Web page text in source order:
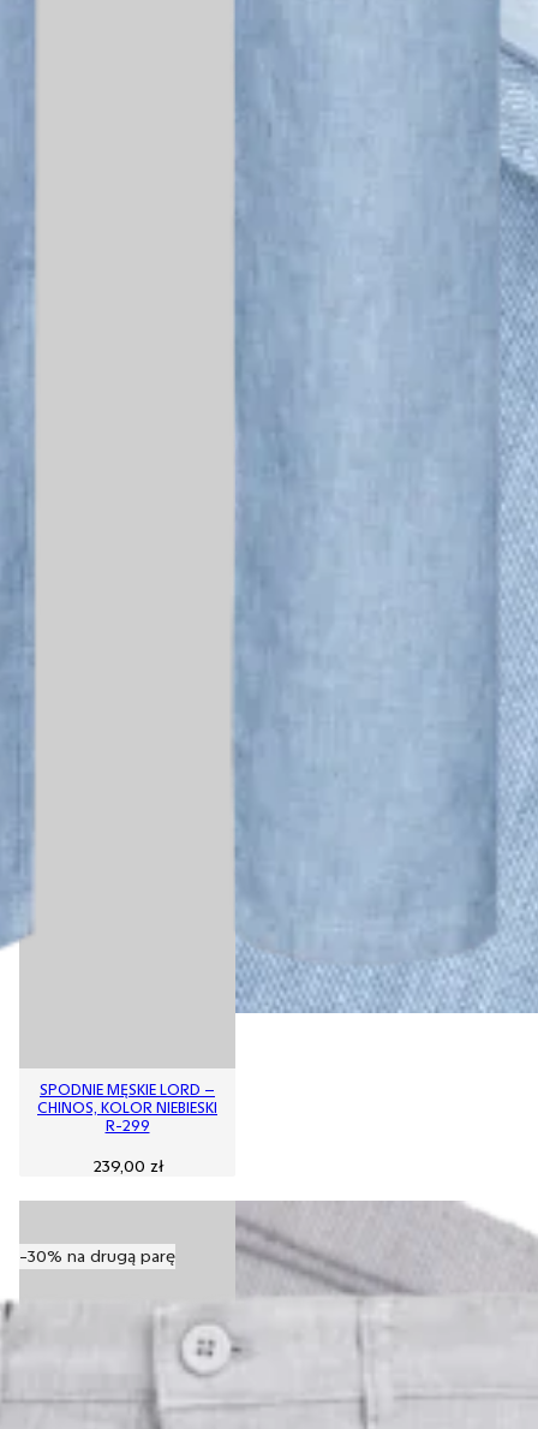
SPODNIE MĘSKIE LORD –
CHINOS, KOLOR NIEBIESKI
R-299
239,00 zł
-30% na drugą parę